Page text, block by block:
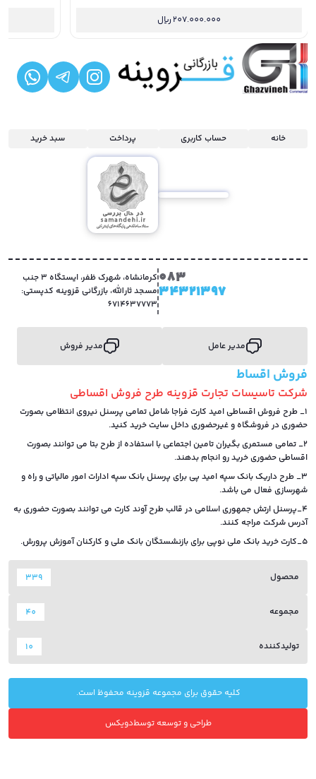
207.000.000ریال
خانه حساب کاربری پرداخت سبد خرید
083
34321397
کرمانشاه، شهرک ظفر، ایستگاه 3 جنب
مسجد ثارالله، بازرگانی قزوینه کدپستی:
6714637773
مدیر عامل مدیر فروش
فروش اقساط
شرکت تاسیسات تجارت قزوینه طرح فروش اقساطی
1_ طرح فروش اقساطی امید کارت فراجا شامل تمامی پرسنل نیروی انتظامی بصورت
حضوری در فروشگاه و غیرحضوری داخل سایت خرید کنید.
2_ تمامی مستمری بگیران تامین اجتماعی با استفاده از طرح بتا می توانند بصورت
اقساطی حضوری خرید رو انجام بدهند.
3_ طرح داریک بانک سپه امید پی برای پرسنل بانک سپه ادارات امور مالیاتی و راه و
شهرسازی فعال می باشد.
4_پرسنل ارتش جمهوری اسلامی در قالب طرح آوند کارت می توانند بصورت حضوری به
آدرس شرکت مراجه کنند.
5_کارت خرید بانک ملی نوپی برای بازنشستگان بانک ملی و کارکنان آموزش پرورش.
339 محصول
40 مجموعه
10 تولیدکننده
کلیه حقوق برای مجموعه قزوینه محفوظ است.
طراحی و توسعه توسطدویکس